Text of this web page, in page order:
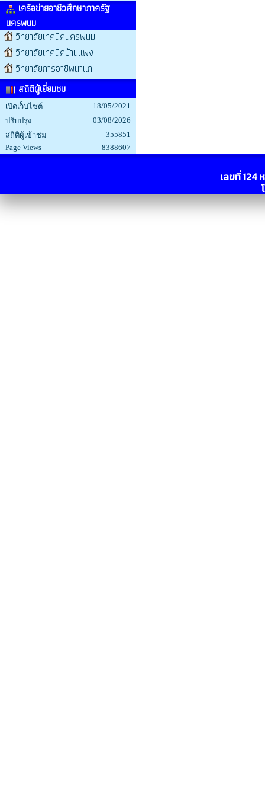
เครือข่ายอาชีวศึกษาภาครัฐ
นครพนม
วิทยาลัยเทคนิคนครพนม
วิทยาลัยเทคนิคบ้านแพง
วิทยาลัยการอาชีพนาแก
สถิติผู้เยี่ยมชม
เปิดเว็บไซต์
18/05/2021
ปรับปรุง
03/08/2026
สถิติผู้เข้าชม
355851
Page Views
8388607
เลขที่ 124